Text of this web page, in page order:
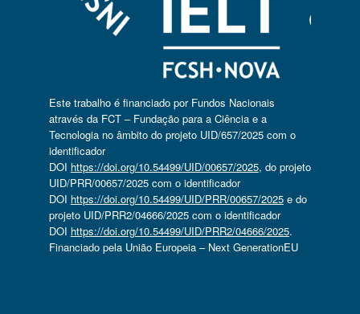
Este trabalho é financiado por Fundos Nacionais
através da FCT – Fundação para a Ciência e a
Tecnologia no âmbito do projeto UID/657/2025 com o
identificador
DOI https://doi.org/10.54499/UID/00657/2025, do projeto
UID/PRR/00657/2025 com o identificador
DOI https://doi.org/10.54499/UID/PRR/00657/2025e do
projeto UID/PRR2/04666/2025 com o identificador
DOI https://doi.org/10.54499/UID/PRR2/04666/2025.
Financiado pela União Europeia – Next GenerationEU